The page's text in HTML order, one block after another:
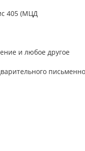
405 (МЦД
и любое другое